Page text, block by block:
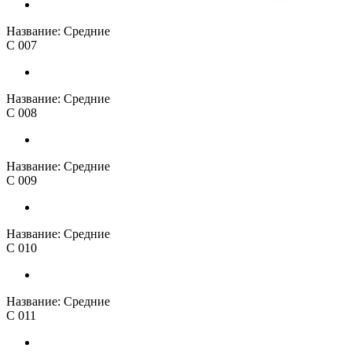
Название: Средние
С 007
Название: Средние
С 008
Название: Средние
С 009
Название: Средние
С 010
Название: Средние
С 011